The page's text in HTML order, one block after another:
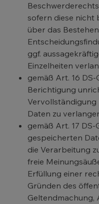
sofern diese nicht
über das
ggf.
Einzelheiten
gemäß Art. 16
Berichtigung
Daten zu
gemäß Art. 17
gespeicherten
die Verarbeitung
freie
Erfüllung einer
Gründen des
Geltendmachung,